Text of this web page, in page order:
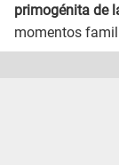
primogénita de
momentos